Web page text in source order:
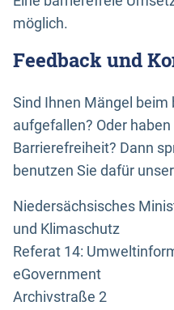
möglich.
Feedback und
Sind Ihnen Mängel
aufgefallen? Oder
Barrierefreiheit? Dann
benutzen Sie dafür unser
Niedersächsisches
und Klimaschutz
Referat 14:
eGovernment
Archivstraße 2